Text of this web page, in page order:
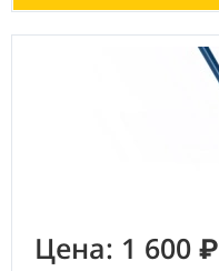
Цена: 1 600 ₽